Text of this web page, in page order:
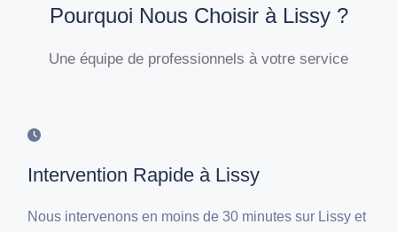
Pourquoi Nous Choisir à Lissy ?
Une équipe de professionnels à votre service
Intervention Rapide à Lissy
Nous intervenons en moins de 30 minutes sur Lissy et